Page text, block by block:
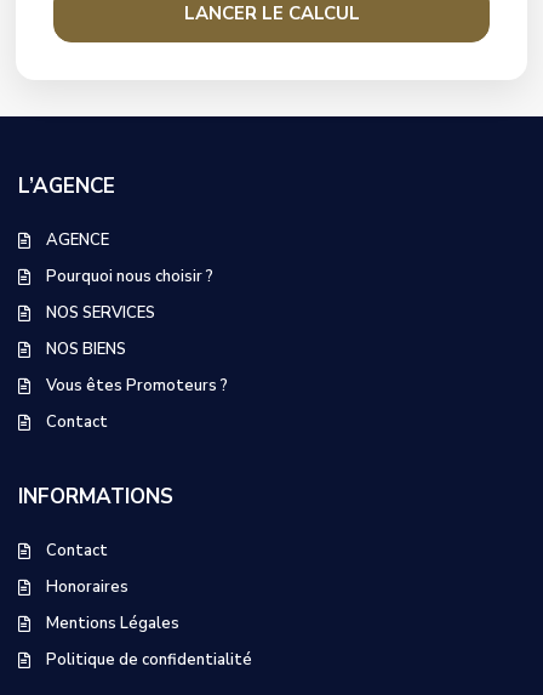
LANCER LE CALCUL
L’AGENCE
AGENCE
Pourquoi nous choisir ?
NOS SERVICES
NOS BIENS
Vous êtes Promoteurs ?
Contact
INFORMATIONS
Contact
Honoraires
Mentions Légales
Politique de confidentialité